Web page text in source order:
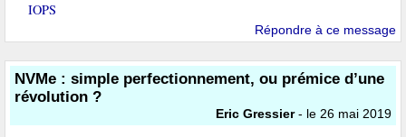
IOPS
Répondre à ce message
NVMe : simple perfectionnement, ou prémice d’une
révolution ?
Eric Gressier- le 26 mai 2019